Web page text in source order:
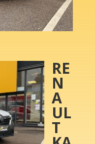
RE
N
A
UL
T